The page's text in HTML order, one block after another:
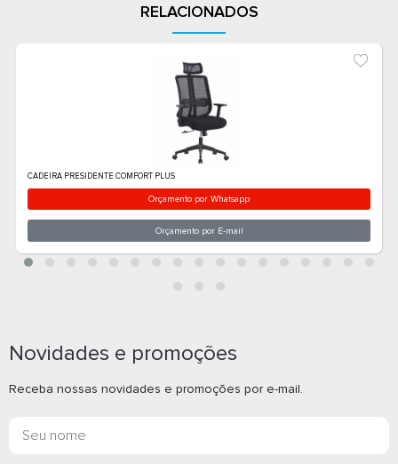
RELACIONADOS
Novidades e promoções
Receba nossas novidades e promoções por e-mail.